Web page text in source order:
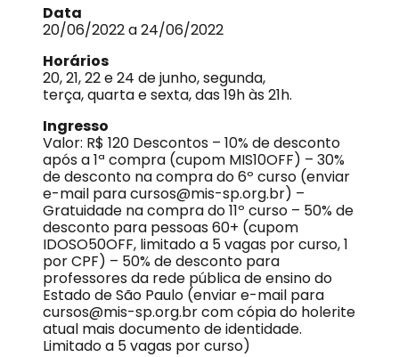
Data
20/06/2022 a 24/06/2022
Horários
20, 21, 22 e 24 de junho, segunda,
terça, quarta e sexta, das 19h às 21h.
Ingresso
Valor: R$ 120 Descontos – 10% de desconto
após a 1ª compra (cupom MIS10OFF) – 30%
de desconto na compra do 6º curso (enviar
e-mail para cursos@mis-sp.org.br) –
Gratuidade na compra do 11º curso – 50% de
desconto para pessoas 60+ (cupom
IDOSO50OFF, limitado a 5 vagas por curso, 1
por CPF) – 50% de desconto para
professores da rede pública de ensino do
Estado de São Paulo (enviar e-mail para
cursos@mis-sp.org.br com cópia do holerite
atual mais documento de identidade.
Limitado a 5 vagas por curso)